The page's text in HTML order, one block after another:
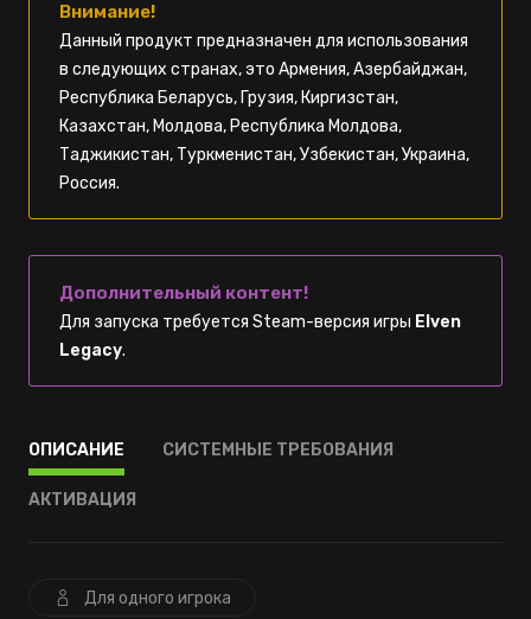
Внимание!
Данный продукт предназначен для использования
в следующих странах, это Армения, Азербайджан,
Республика Беларусь, Грузия, Киргизстан,
Казахстан, Молдова, Республика Молдова,
Таджикистан, Туркменистан, Узбекистан, Украина,
Россия.
Дополнительный контент!
Для запуска требуется Steam-версия игры Elven
Legacy.
ОПИСАНИЕ СИСТЕМНЫЕ ТРЕБОВАНИЯ
АКТИВАЦИЯ
Для одного игрока